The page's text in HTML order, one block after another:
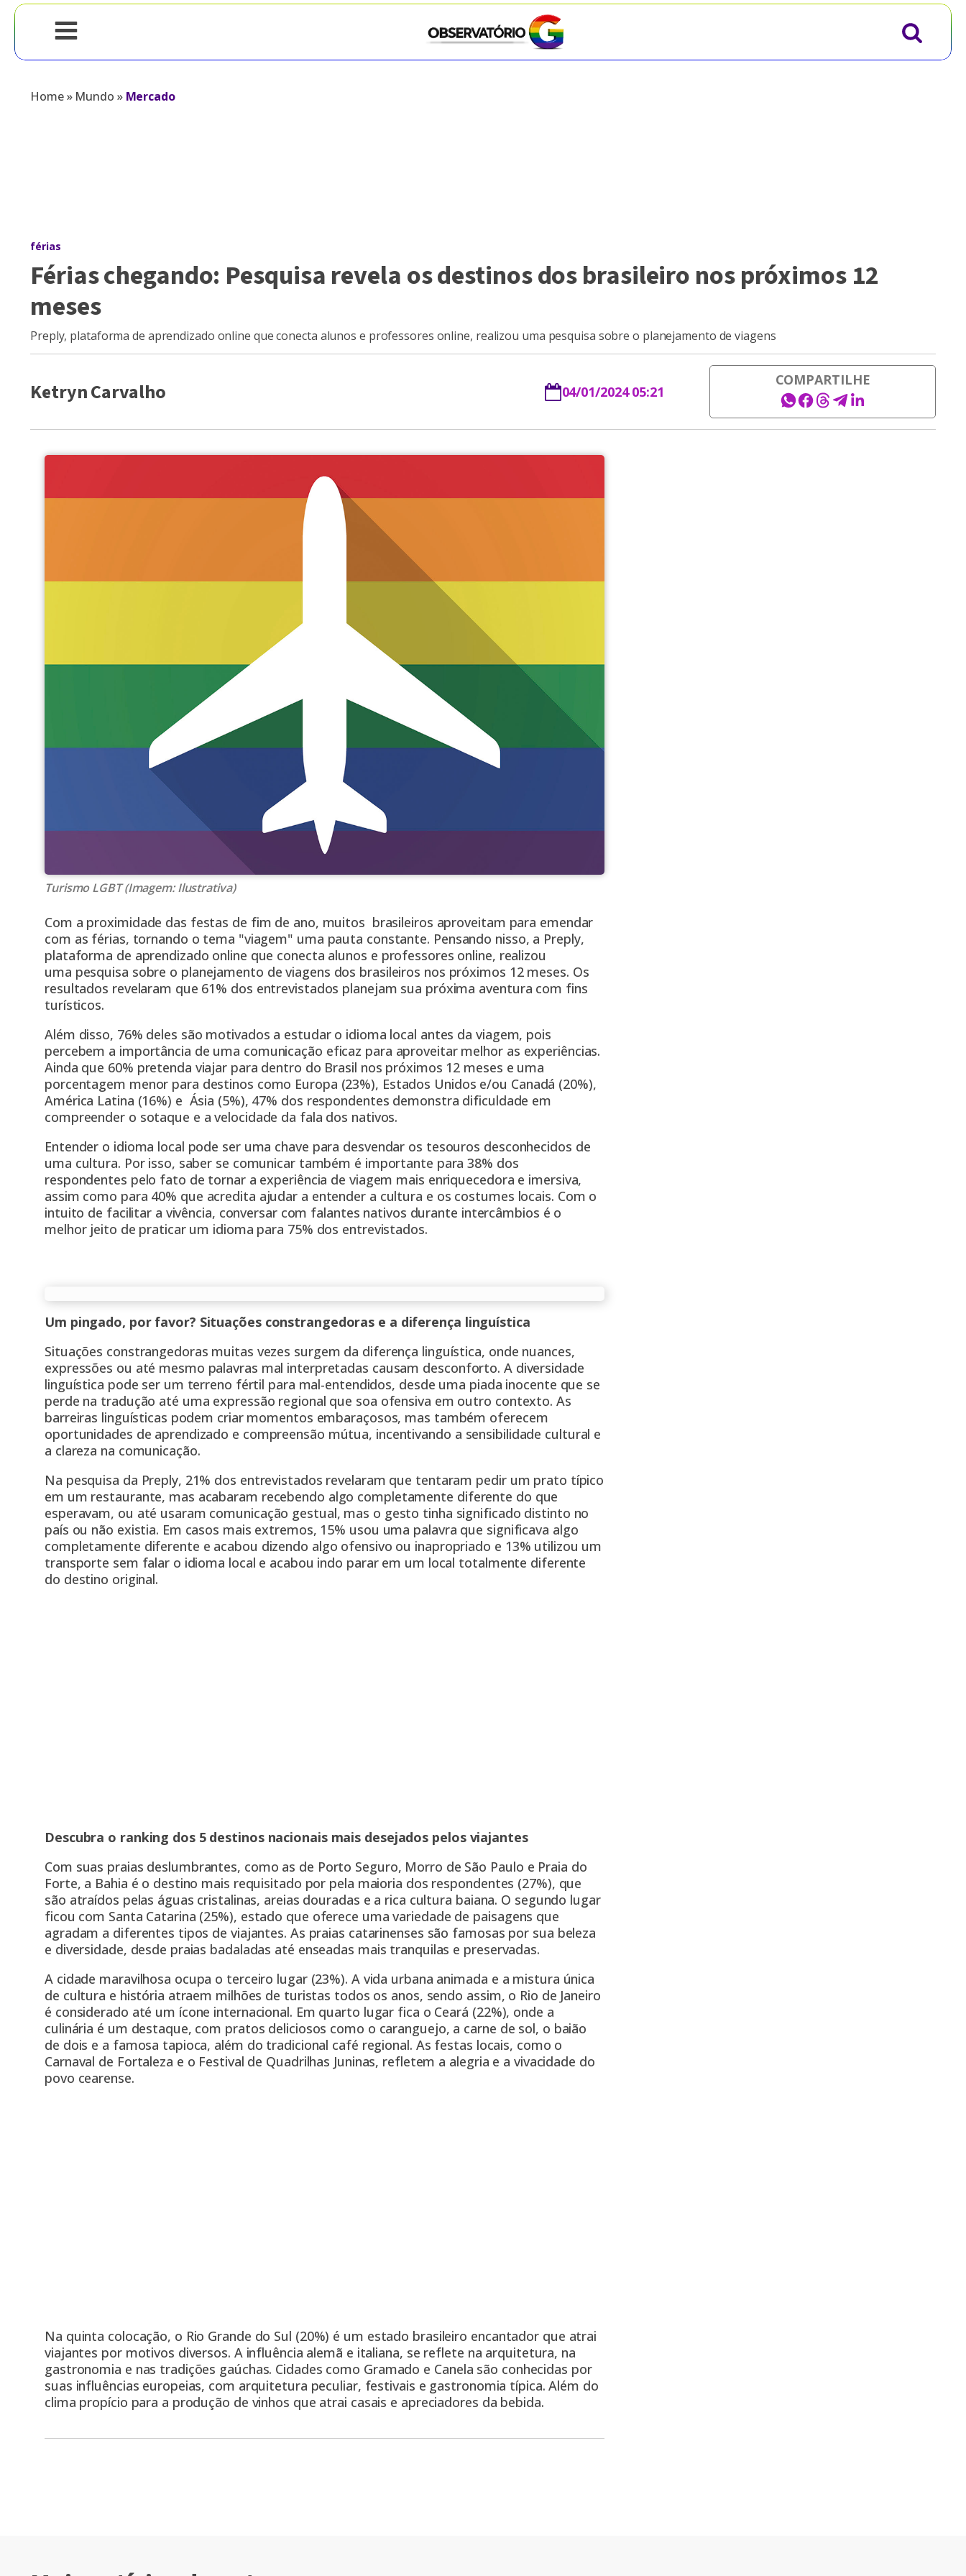
Home» Mundo » Mercado
férias
Férias chegando: Pesquisa revela os destinos dos brasileiro nos próximos 12
meses
Preply, plataforma de aprendizado online que conecta alunos e professores online, realizou uma pesquisa sobre o planejamento de viagens
Ketryn Carvalho 04/01/2024 05:21
COMPARTILHE
Turismo LGBT (Imagem: Ilustrativa)
Com a proximidade das festas de fim de ano, muitos brasileiros aproveitam para emendar
com as férias, tornando o tema "viagem" uma pauta constante. Pensando nisso, a Preply,
plataforma de aprendizado online que conecta alunos e professores online, realizou
uma pesquisa sobre o planejamento de viagens dos brasileiros nos próximos 12 meses. Os
resultados revelaram que 61% dos entrevistados planejam sua próxima aventura com fins
turísticos.
Além disso, 76% deles são motivados a estudar o idioma local antes da viagem, pois
percebem a importância de uma comunicação eficaz para aproveitar melhor as experiências.
Ainda que 60% pretenda viajar para dentro do Brasil nos próximos 12 meses e uma
porcentagem menor para destinos como Europa (23%), Estados Unidos e/ou Canadá (20%),
América Latina (16%) e Ásia (5%), 47% dos respondentes demonstra dificuldade em
compreender o sotaque e a velocidade da fala dos nativos.
Entender o idioma local pode ser uma chave para desvendar os tesouros desconhecidos de
uma cultura. Por isso, saber se comunicar também é importante para 38% dos
respondentes pelo fato de tornar a experiência de viagem mais enriquecedora e imersiva,
assim como para 40% que acredita ajudar a entender a cultura e os costumes locais. Com o
intuito de facilitar a vivência, conversar com falantes nativos durante intercâmbios é o
melhor jeito de praticar um idioma para 75% dos entrevistados.
Um pingado, por favor? Situações constrangedoras e a diferença linguística
Situações constrangedoras muitas vezes surgem da diferença linguística, onde nuances,
expressões ou até mesmo palavras mal interpretadas causam desconforto. A diversidade
linguística pode ser um terreno fértil para mal-entendidos, desde uma piada inocente que se
perde na tradução até uma expressão regional que soa ofensiva em outro contexto. As
barreiras linguísticas podem criar momentos embaraçosos, mas também oferecem
oportunidades de aprendizado e compreensão mútua, incentivando a sensibilidade cultural e
a clareza na comunicação.
Na pesquisa da Preply, 21% dos entrevistados revelaram que tentaram pedir um prato típico
em um restaurante, mas acabaram recebendo algo completamente diferente do que
esperavam, ou até usaram comunicação gestual, mas o gesto tinha significado distinto no
país ou não existia. Em casos mais extremos, 15% usou uma palavra que significava algo
completamente diferente e acabou dizendo algo ofensivo ou inapropriado e 13% utilizou um
transporte sem falar o idioma local e acabou indo parar em um local totalmente diferente
do destino original.
Descubra o ranking dos 5 destinos nacionais mais desejados pelos viajantes
Com suas praias deslumbrantes, como as de Porto Seguro, Morro de São Paulo e Praia do
Forte, a Bahia é o destino mais requisitado por pela maioria dos respondentes (27%), que
são atraídos pelas águas cristalinas, areias douradas e a rica cultura baiana. O segundo lugar
ficou com Santa Catarina (25%), estado que oferece uma variedade de paisagens que
agradam a diferentes tipos de viajantes. As praias catarinenses são famosas por sua beleza
e diversidade, desde praias badaladas até enseadas mais tranquilas e preservadas.
A cidade maravilhosa ocupa o terceiro lugar (23%). A vida urbana animada e a mistura única
de cultura e história atraem milhões de turistas todos os anos, sendo assim, o Rio de Janeiro
é considerado até um ícone internacional. Em quarto lugar fica o Ceará (22%), onde a
culinária é um destaque, com pratos deliciosos como o caranguejo, a carne de sol, o baião
de dois e a famosa tapioca, além do tradicional café regional. As festas locais, como o
Carnaval de Fortaleza e o Festival de Quadrilhas Juninas, refletem a alegria e a vivacidade do
povo cearense.
Na quinta colocação, o Rio Grande do Sul (20%) é um estado brasileiro encantador que atrai
viajantes por motivos diversos. A influência alemã e italiana, se reflete na arquitetura, na
gastronomia e nas tradições gaúchas. Cidades como Gramado e Canela são conhecidas por
suas influências europeias, com arquitetura peculiar, festivais e gastronomia típica. Além do
clima propício para a produção de vinhos que atrai casais e apreciadores da bebida.